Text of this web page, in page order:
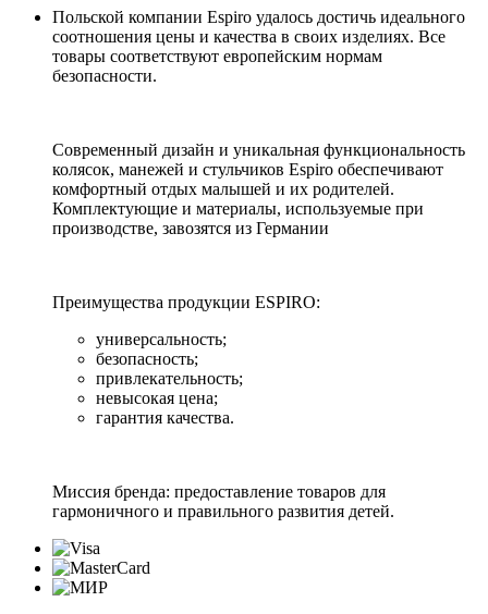
Польской компании Espiro удалось достичь идеального
соотношения цены и качества в своих изделиях. Все
товары соответствуют европейским нормам
безопасности.
Современный дизайн и уникальная функциональность
колясок, манежей и стульчиков Espiro обеспечивают
комфортный отдых малышей и их родителей.
Комплектующие и материалы, используемые при
производстве, завозятся из Германии
Преимущества продукции ESPIRO:
универсальность;
безопасность;
привлекательность;
невысокая цена;
гарантия качества.
Миссия бренда: предоставление товаров для
гармоничного и правильного развития детей.